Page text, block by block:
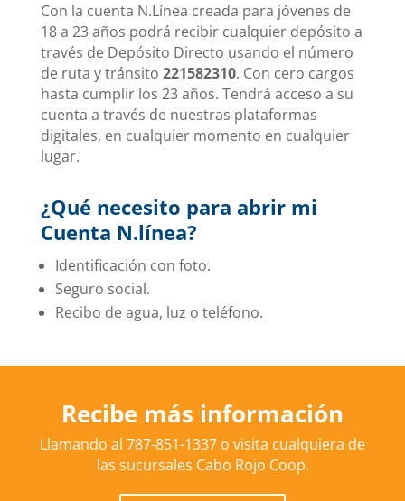
Con la cuenta N.Línea creada para jóvenes de
18 a 23 años podrá recibir cualquier depósito a
través de Depósito Directo usando el número
de ruta y tránsito 221582310. Con cero cargos
hasta cumplir los 23 años. Tendrá acceso a su
cuenta a través de nuestras plataformas
digitales, en cualquier momento en cualquier
lugar.
¿Qué necesito para abrir mi
Cuenta N.línea?
Identificación con foto.
Seguro social.
Recibo de agua, luz o teléfono.
Recibe más información
Llamando al 787-851-1337 o visita cualquiera de
las sucursales Cabo Rojo Coop.